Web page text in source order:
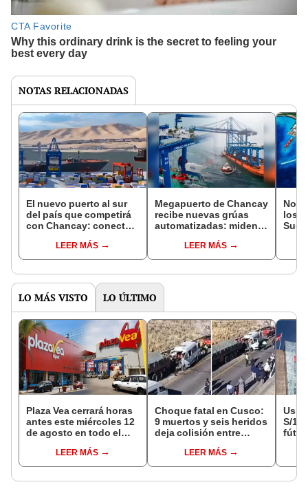
NOTAS RELACIONADAS
El nuevo puerto al sur
del país que competirá
con Chancay: conectará
paísesLEER MÁS
Megapuerto de Chancay
recibe nuevas grúas
automatizadas: miden
más de 80 toneladas
LEER MÁS
No
los
LO MÁS VISTO LO ÚLTIMO
Plaza Vea cerrará horas
antes este miércoles 12
de agosto en todo el
hasta las 7 p.m.
LEER MÁS
Choque fatal en Cusco:
9 muertos y seis heridos
deja colisión entre
EspinarLEER MÁS
S/